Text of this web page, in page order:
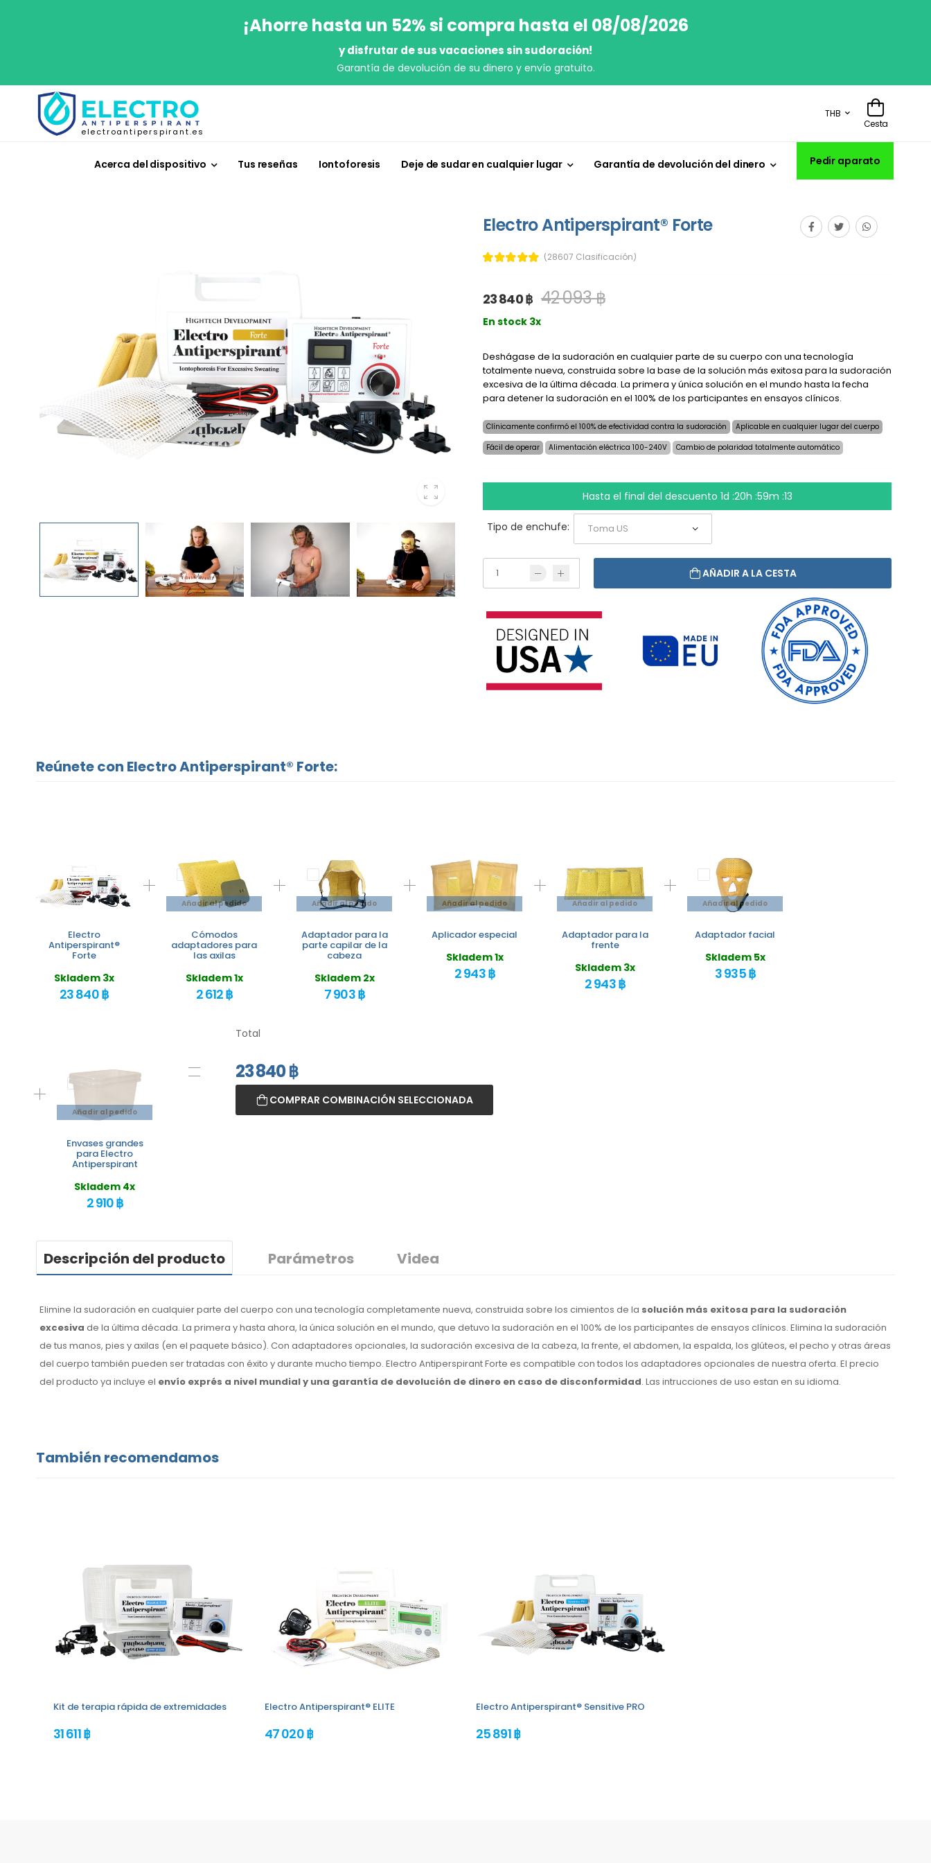
¡Ahorre hasta un 52% si compra hasta el 08/08/2026
y disfrutar de sus vacaciones sin sudoración!
Garantía de devolución de su dinero y envío gratuito.
electroantiperspirant.es
THB
Cesta
Acerca del dispositivo Tus reseñas Iontoforesis Deje de sudar en cualquier lugar Garantía de devolución del dinero Pedir aparato
Electro Antiperspirant® Forte
(28607 Clasificación)
23 840 ฿ 42 093 ฿
En stock 3x
Deshágase de la sudoración en cualquier parte de su cuerpo con una tecnología
totalmente nueva, construida sobre la base de la solución más exitosa para la sudoración
excesiva de la última década. La primera y única solución en el mundo hasta la fecha
para detener la sudoración en el 100% de los participantes en ensayos clínicos.
Clínicamente confirmó el 100% de efectividad contra la sudoración
Aplicable en cualquier lugar del cuerpo
Fácil de operar
Alimentación eléctrica 100-240V Cambio de polaridad totalmente automático
Hasta el final del descuento 1d :20h :59m :13
Tipo de enchufe:
AÑADIR A LA CESTA
Reúnete con Electro Antiperspirant® Forte:
Electro
Antiperspirant®
Forte
Skladem 3x
23 840 ฿
Añadir al pedido
Cómodos
adaptadores para
las axilas
Skladem 1x
2 612 ฿
Añadir al pedido
Adaptador para la
parte capilar de la
cabeza
Skladem 2x
7 903 ฿
Añadir al pedido
Aplicador especial
Skladem 1x
2 943 ฿
Añadir al pedido
Adaptador para la
frente
Skladem 3x
2 943 ฿
Añadir al pedido
Adaptador facial
Skladem 5x
3 935 ฿
Añadir al pedido
Envases grandes
para Electro
Antiperspirant
Skladem 4x
2 910 ฿
Total
23 840฿
COMPRAR COMBINACIÓN SELECCIONADA
Descripción del producto Parámetros Videa
Elimine la sudoración en cualquier parte del cuerpo con una tecnología completamente nueva, construida sobre los cimientos de la solución más exitosa para la sudoración
excesiva de la última década. La primera y hasta ahora, la única solución en el mundo, que detuvo la sudoración en el 100% de los participantes de ensayos clínicos. Elimina la sudoración
de tus manos, pies y axilas (en el paquete básico). Con adaptadores opcionales, la sudoración excesiva de la cabeza, la frente, el abdomen, la espalda, los glúteos, el pecho y otras áreas
del cuerpo también pueden ser tratadas con éxito y durante mucho tiempo. Electro Antiperspirant Forte es compatible con todos los adaptadores opcionales de nuestra oferta. El precio
del producto ya incluye el envío exprés a nivel mundial y una garantía de devolución de dinero en caso de disconformidad. Las intrucciones de uso estan en su idioma.
También recomendamos
Kit de terapia rápida de extremidades
31 611 ฿
Electro Antiperspirant® ELITE
47 020 ฿
Electro Antiperspirant® Sensitive PRO
25 891 ฿